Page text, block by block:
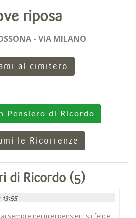
riposa
- VIA MILANO
al cimitero
Pensiero di Ricordo
le Ricorrenze
di Ricordo (5)
13:55
sempre nei miei pensieri, sii felice